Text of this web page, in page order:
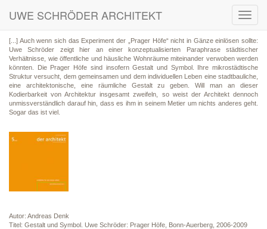
UWE SCHRÖDER ARCHITEKT
[...] Auch wenn sich das Experiment der „Prager Höfe“ nicht in Gänze einlösen sollte:
Uwe Schröder zeigt hier an einer konzeptualisierten Paraphrase städtischer
Verhältnisse, wie öffentliche und häusliche Wohnräume miteinander verwoben werden
könnten. Die Prager Höfe sind insofern Gestalt und Symbol. Ihre mikrostädtische
Struktur versucht, dem gemeinsamen und dem individuellen Leben eine stadtbauliche,
eine architektonische, eine räumliche Gestalt zu geben. Will man an dieser
Kodierbarkeit von Architektur insgesamt zweifeln, so weist der Architekt dennoch
unmissverständlich darauf hin, dass es ihm in seinem Metier um nichts anderes geht.
Sogar das ist viel.
Autor: Andreas Denk
Titel: Gestalt und Symbol. Uwe Schröder: Prager Höfe, Bonn-Auerberg, 2006-2009